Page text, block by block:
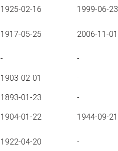
1925-02-16
1999-06-23
1917-05-25 2006-11-01
- -
1903-02-01 -
1893-01-23 -
1904-01-22
1944-09-21
1922-04-20 -